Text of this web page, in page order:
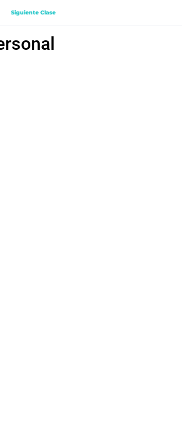
Siguiente Clase